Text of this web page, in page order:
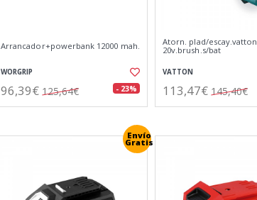
Arrancador+powerbank 12000 mah.
WORGRIP
96,39€ 125,64€ - 23%
Atorn. plad/escay.vatton
20v.brush.s/bat
VATTON
113,47€ 145,40€
Envío
Gratis